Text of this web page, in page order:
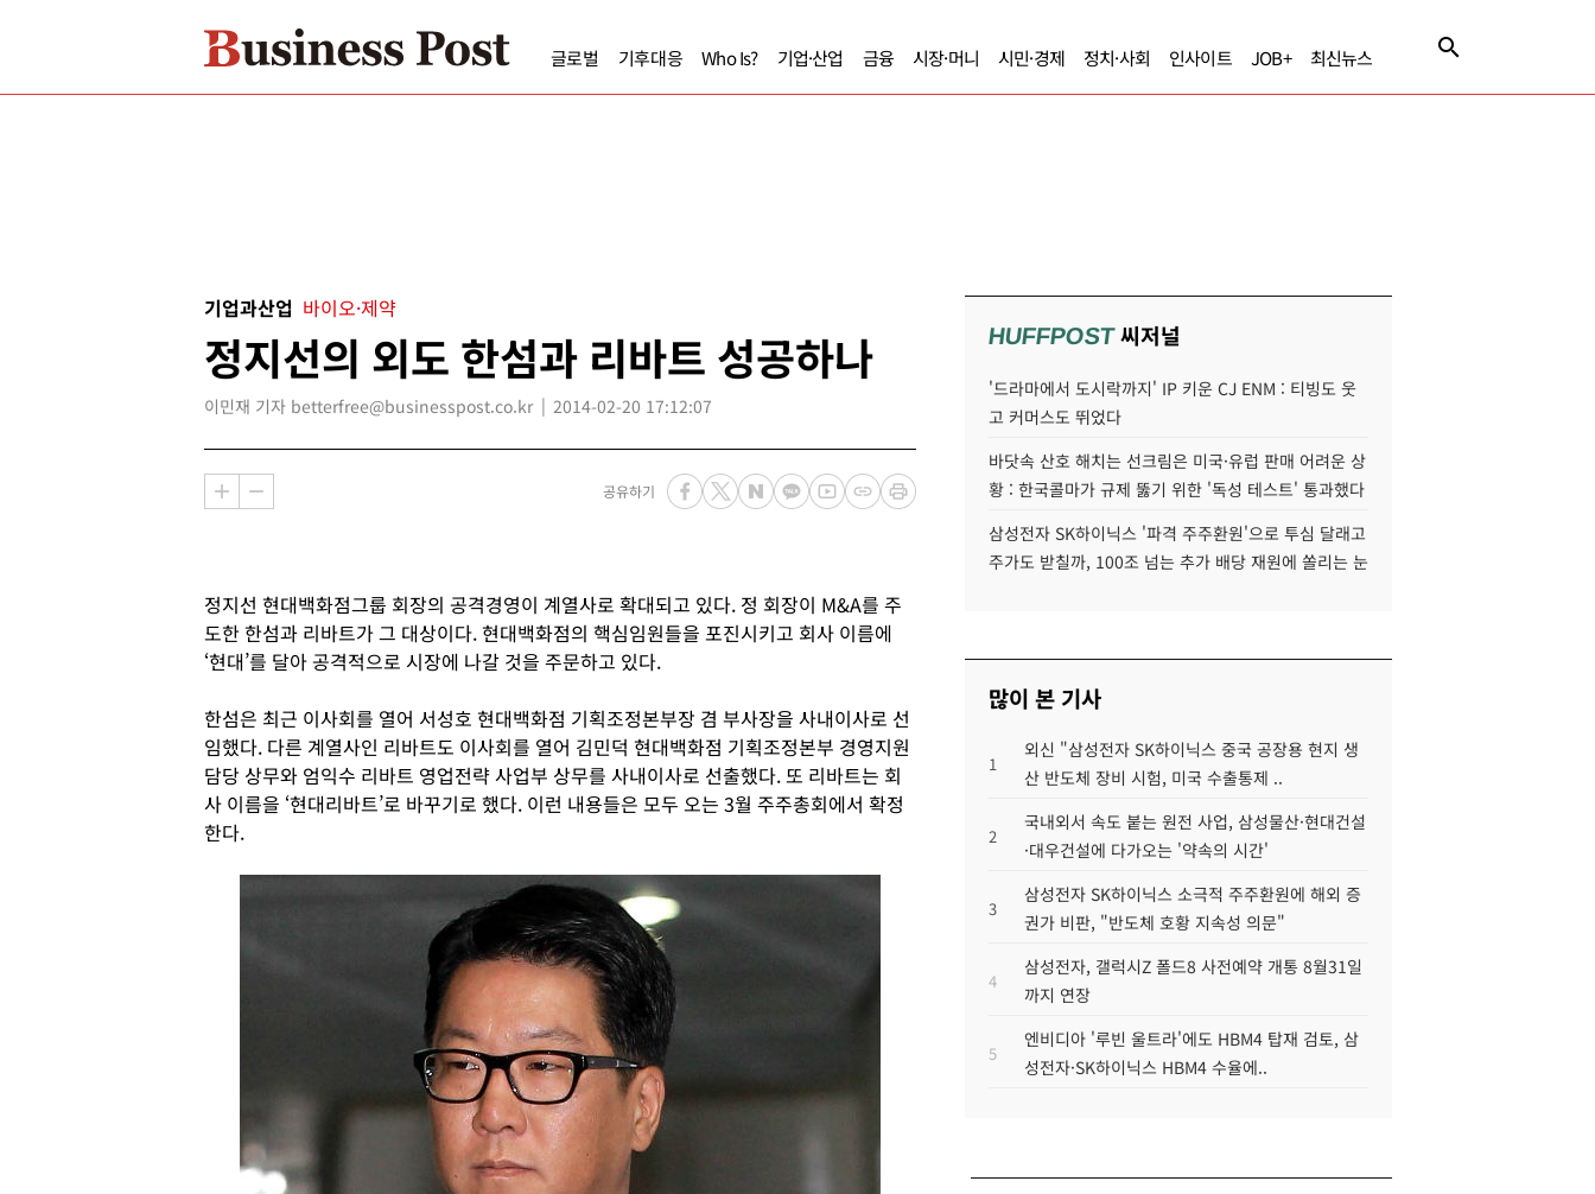
글로벌 기후대응 Who Is? 기업·산업 금융 시장·머니 시민·경제 정치·사회 인사이트 JOB+ 최신뉴스
기업과산업 바이오·제약
정지선의 외도 한섬과 리바트 성공하나
이민재 기자 betterfree@businesspost.co.kr 2014-02-20 17:12:07
공유하기
정지선 현대백화점그룹 회장의 공격경영이 계열사로 확대되고 있다. 정 회장이 M&A를 주
도한 한섬과 리바트가 그 대상이다. 현대백화점의 핵심임원들을 포진시키고 회사 이름에
‘현대’를 달아 공격적으로 시장에 나갈 것을 주문하고 있다.
한섬은 최근 이사회를 열어 서성호 현대백화점 기획조정본부장 겸 부사장을 사내이사로 선
임했다. 다른 계열사인 리바트도 이사회를 열어 김민덕 현대백화점 기획조정본부 경영지원
담당 상무와 엄익수 리바트 영업전략 사업부 상무를 사내이사로 선출했다. 또 리바트는 회
사 이름을 ‘현대리바트’로 바꾸기로 했다. 이런 내용들은 모두 오는 3월 주주총회에서 확정
한다.
HUFFPOST씨저널
'드라마에서 도시락까지' IP 키운 CJ ENM : 티빙도 웃
고 커머스도 뛰었다
바닷속 산호 해치는 선크림은 미국·유럽 판매 어려운 상
황 : 한국콜마가 규제 뚫기 위한 '독성 테스트' 통과했다
삼성전자 SK하이닉스 '파격 주주환원'으로 투심 달래고
주가도 받칠까, 100조 넘는 추가 배당 재원에 쏠리는 눈
많이 본 기사
1
외신 "삼성전자 SK하이닉스 중국 공장용 현지 생
산 반도체 장비 시험, 미국 수출통제 ..
2
국내외서 속도 붙는 원전 사업, 삼성물산·현대건설
·대우건설에 다가오는 '약속의 시간'
3
삼성전자 SK하이닉스 소극적 주주환원에 해외 증
권가 비판, "반도체 호황 지속성 의문"
4
삼성전자, 갤럭시Z 폴드8 사전예약 개통 8월31일
까지 연장
5
엔비디아 '루빈 울트라'에도 HBM4 탑재 검토, 삼
성전자·SK하이닉스 HBM4 수율에..